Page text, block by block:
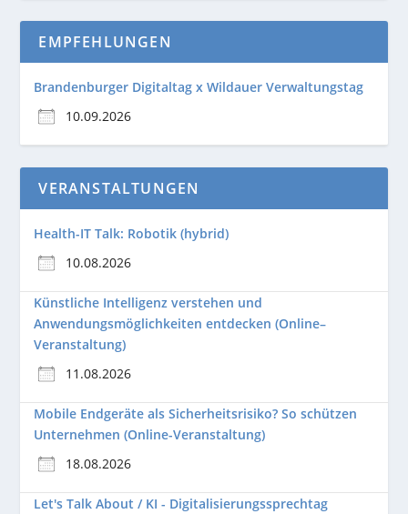
EMPFEHLUNGEN
Brandenburger Digitaltag x Wildauer Verwaltungstag
10.09.2026
VERANSTALTUNGEN
Health-IT Talk: Robotik (hybrid)
10.08.2026
Künstliche Intelligenz verstehen und
Anwendungsmöglichkeiten entdecken (Online–
Veranstaltung)
11.08.2026
Mobile Endgeräte als Sicherheitsrisiko? So schützen
Unternehmen (Online-Veranstaltung)
18.08.2026
Let's Talk About / KI - Digitalisierungssprechtag